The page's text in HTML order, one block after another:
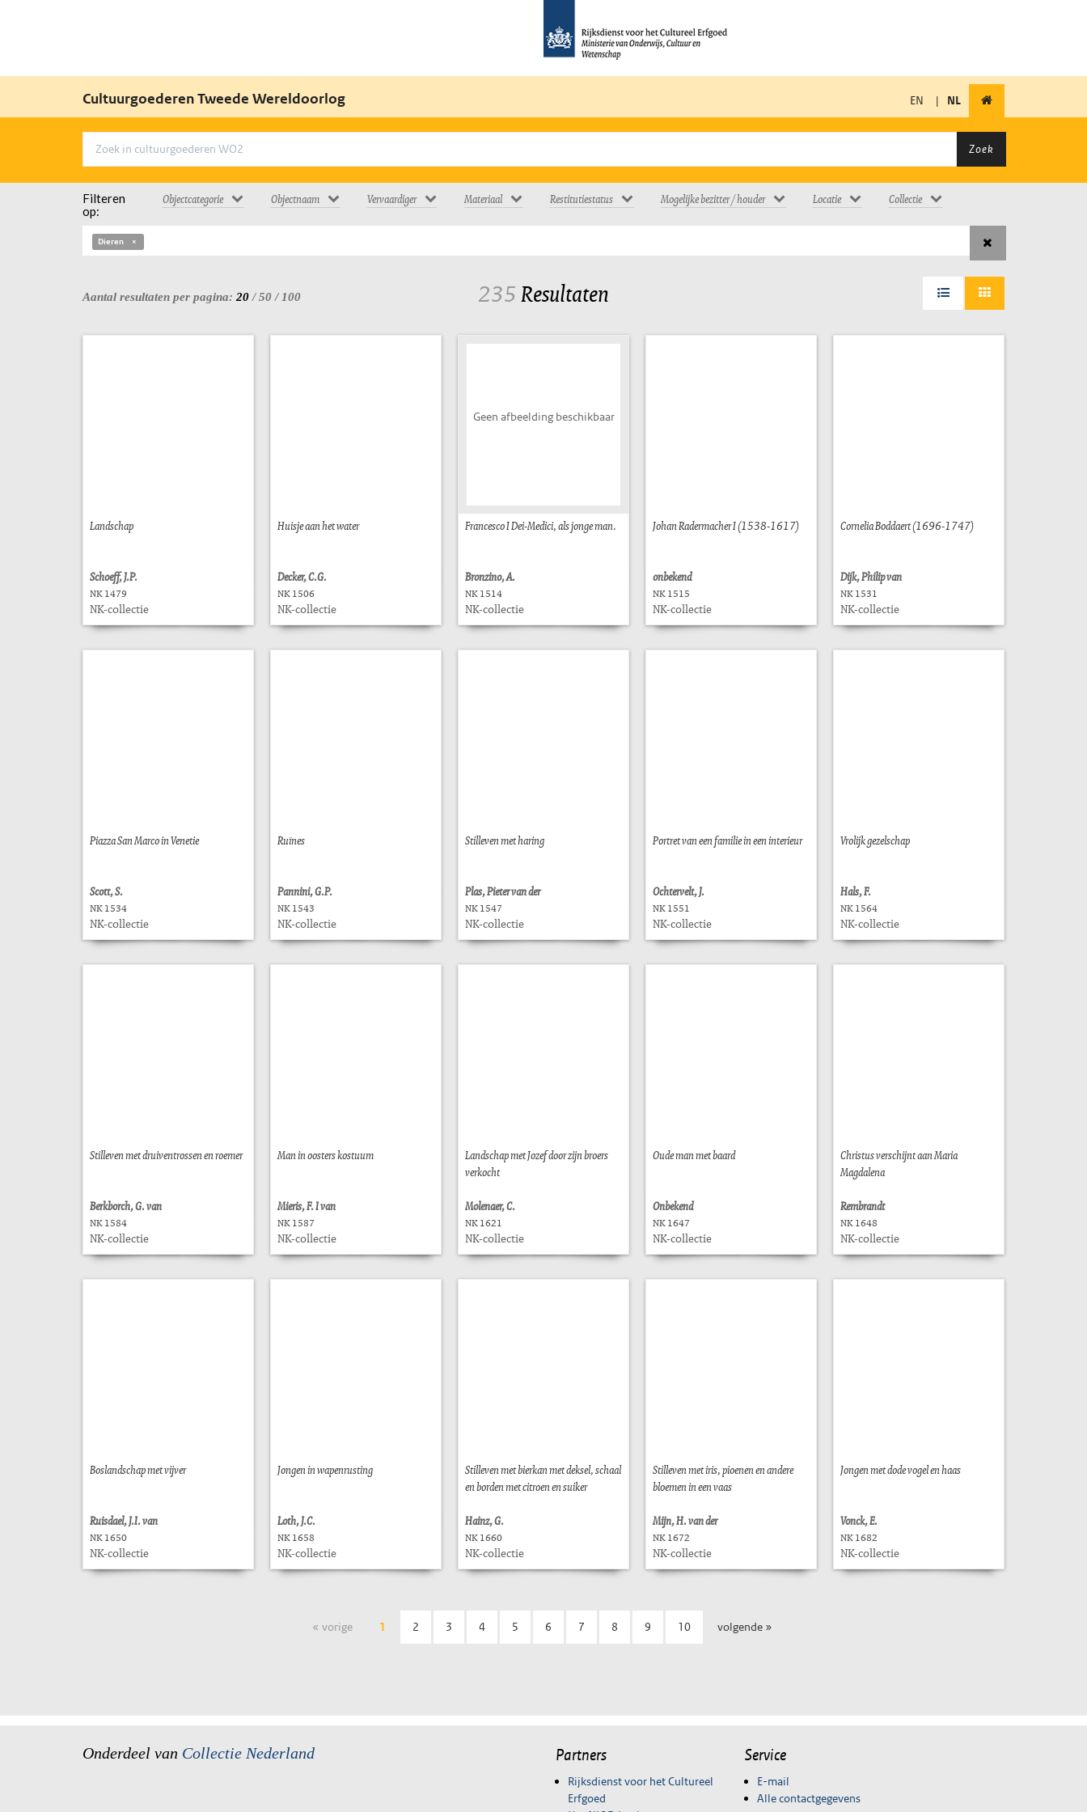
Cultuurgoederen Tweede Wereldoorlog EN | NL
Zoek
Filteren
op:
Objectcategorie Objectnaam Vervaardiger Materiaal Restitutiestatus Mogelijke bezitter / houder Locatie Collectie
Dieren
Aantal resultaten per pagina: 20 /50 / 100 235Resultaten
Landschap
Schoeff, J.P.
NK 1479
NK-collectie
Huisje aan het water
Decker, C.G.
NK 1506
NK-collectie
Geen afbeelding beschikbaar
Francesco I Dei-Medici, als jonge man.
Bronzino, A.
NK 1514
NK-collectie
Johan Radermacher I (1538-1617)
onbekend
NK 1515
NK-collectie
Cornelia Boddaert (1696-1747)
Dijk, Philip van
NK 1531
NK-collectie
Piazza San Marco in Venetie
Scott, S.
NK 1534
NK-collectie
Ruïnes
Pannini, G.P.
NK 1543
NK-collectie
Stilleven met haring
Plas, Pieter van der
NK 1547
NK-collectie
Portret van een familie in een interieur
Ochtervelt, J.
NK 1551
NK-collectie
Vrolijk gezelschap
Hals, F.
NK 1564
NK-collectie
Stilleven met druiventrossen en roemer
Berkborch, G. van
NK 1584
NK-collectie
Man in oosters kostuum
Mieris, F. I van
NK 1587
NK-collectie
Landschap met Jozef door zijn broers
verkocht
Molenaer, C.
NK 1621
NK-collectie
Oude man met baard
Onbekend
NK 1647
NK-collectie
Christus verschijnt aan Maria
Magdalena
Rembrandt
NK 1648
NK-collectie
Boslandschap met vijver
Ruisdael, J.I. van
NK 1650
NK-collectie
Jongen in wapenrusting
Loth, J.C.
NK 1658
NK-collectie
Stilleven met bierkan met deksel, schaal
en borden met citroen en suiker
Hainz, G.
NK 1660
NK-collectie
Stilleven met iris, pioenen en andere
bloemen in een vaas
Mijn, H. van der
NK 1672
NK-collectie
Jongen met dode vogel en haas
Vonck, E.
NK 1682
NK-collectie
« vorige 1 2 3 4 5 6 7 8 9 10 volgende »
Onderdeel van Collectie Nederland Partners
Rijksdienst voor het Cultureel
Erfgoed
Service
E-mail
Alle contactgegevens